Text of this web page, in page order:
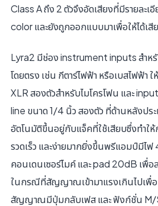
Class A ถึง 2 ตัวจึงอัดเสียงที่มีรายละเ
color และยังถูกออกแบบมาเพื่อให้ได้เ
Lyra2 มีช่อง instrument inputs สําหรั
โดยตรง เช่น กีตาร์ไฟฟ้า หรือเบสไฟฟ้า
XLR สองตัวสําหรับไมโครโฟน และ
line ขนาด 1/4 นิ้ว สองตัว ที่ด้านหลังปร
อัตโนมัติขึ้นอยู่กับแจ็คที่ใช้เสียบซึ่งทําให้
รวดเร็ว และง่ายมากยิ่งขึ้นพรีแอมป์มีไ
คอนเดนเซอร์ไมค์ และ pad 20dB เ
ในกรณีที่สัญญาณเข้ามาแรงเกินไปเพื่อ
สัญญาณมีปุ่มกลับเฟส และ ฟังก์ชั่น M/S